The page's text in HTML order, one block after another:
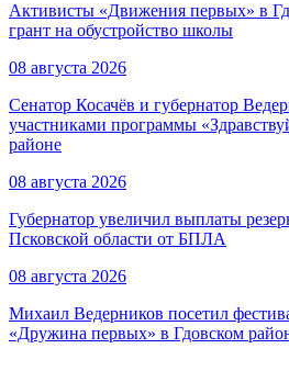
Активисты «Движения первых» в
грант на обустройство школы
08 августа 2026
Сенатор Косачёв и губернатор
участниками программы
районе
08 августа 2026
Губернатор увеличил выплаты
Псковской области от БПЛА
08 августа 2026
Михаил Ведерников посетил
«Дружина первых» в Гдовском